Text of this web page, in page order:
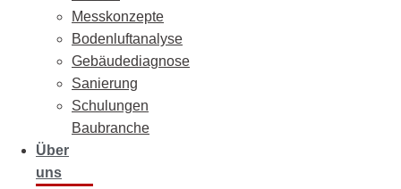
Messkonzepte
Bodenluftanalyse
Gebäudediagnose
Sanierung
Schulungen
Baubranche
Über
uns